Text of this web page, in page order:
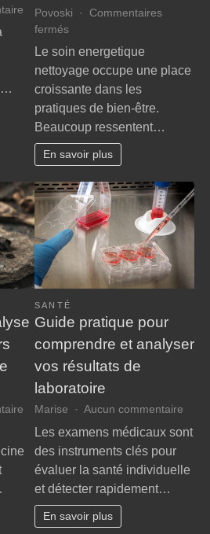
sur
Infirmiers
domicile
guide
essentiel
pour
choisir
cabinet
infirmier
idéal
Povoski
Commentaires
ferméssur
energetique
nettoyage
:
pourquoi
purifier
son
énergie
Le soin energetique
nettoyage occupe une place
croissante dans les
pratiques de bien-être.
Beaucoup ressentent…
En savoir plus
sur
Primal
:
analyse
qualitative
retours
SANTÉ
Guide pratique pour
comprendre et analyser
vos résultats de
laboratoire
Marise Aucun commentaire
Les examens médicaux sont
des instruments clés pour
évaluer la santé individuelle
et détecter rapidement…
En savoir plus